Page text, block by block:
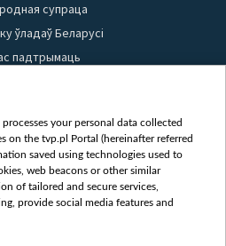
супраца
ўладаў Беларусі
падтрымаць
матэрыялаў
Бяспека
Youtube
news
Shorts
your personal data collected
on the tvp.pl Portal (hereinafter referred
saved using technologies used to
web beacons or other similar
of tailored and secure services,
provide social media features and